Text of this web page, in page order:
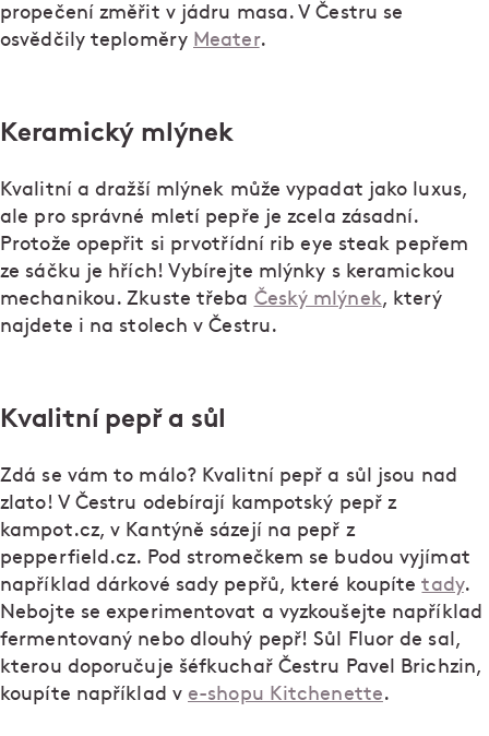
propečení změřit v jádru masa. V Čestru se
osvědčily teploměry Meater.
Keramický mlýnek
Kvalitní a dražší mlýnek může vypadat jako luxus,
ale pro správné mletí pepře je zcela zásadní.
Protože opepřit si prvotřídní rib eye steak pepřem
ze sáčku je hřích! Vybírejte mlýnky s keramickou
mechanikou. Zkuste třeba Český mlýnek, který
najdete i na stolech v Čestru.
Kvalitní pepř a sůl
Zdá se vám to málo? Kvalitní pepř a sůl jsou nad
zlato! V Čestru odebírají kampotský pepř z
kampot.cz, v Kantýně sázejí na pepř z
pepperfield.cz. Pod stromečkem se budou vyjímat
například dárkové sady pepřů, které koupítetady.
Nebojte se experimentovat a vyzkoušejte například
fermentovaný nebo dlouhý pepř! Sůl Fluor de sal,
kterou doporučuje šéfkuchař Čestru Pavel Brichzin,
koupíte například v e-shopu Kitchenette.